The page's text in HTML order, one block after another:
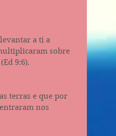
a ti a
sobre
‭9:6‬).
terras e que por
nos